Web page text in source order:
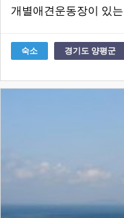
개별애견운동장이 있
숙소 경기도 양평군